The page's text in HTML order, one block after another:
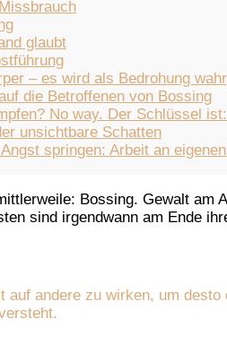
glaubt
– es wird als Bedrohung
die Betroffenen von Bossing
No way. Der Schlüssel
unsichtbare Schatten
springen: Arbeit an
Bossing. Gewalt am
sind irgendwann am Ende
auf andere zu wirken, um